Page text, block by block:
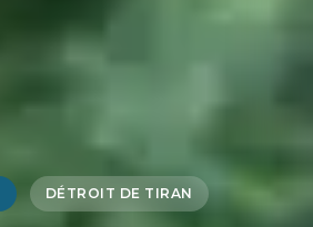
DÉTROIT DE TIRAN